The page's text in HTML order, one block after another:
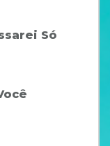
Só